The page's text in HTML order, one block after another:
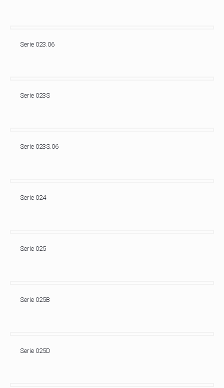
Serie 023.06
Serie 023S
Serie 023S.06
Serie 024
Serie 025
Serie 025B
Serie 025D